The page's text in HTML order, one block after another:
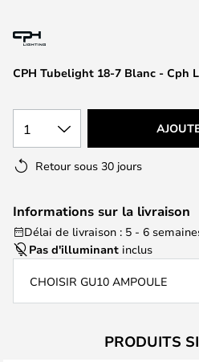
of
images
CPH Tubelight 18-7 Blanc - Cph
1
Retour sous 30 jours
Informations sur la livraison
Délai de livraison : 5 - 6
Pas d'illuminant inclus
CHOISIR GU10 AMPOULE
PRODUITS